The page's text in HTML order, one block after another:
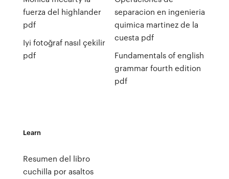
fuerza del highlander
pdf
Iyi fotoğraf nasıl çekilir
pdf
separacion en ingenieria
quimica martinez de la
cuesta pdf
Fundamentals of english
grammar fourth edition
pdf
Learn
Resumen del libro
cuchilla por asaltos